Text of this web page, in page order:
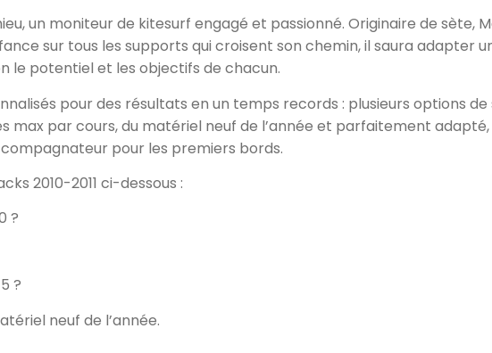
un moniteur de kitesurf engagé et passionné. Originaire de sète,
sur tous les supports qui croisent son chemin, il saura adapter
le potentiel et les objectifs de chacun.
pour des résultats en un temps records : plusieurs options de
max par cours, du matériel neuf de l’année et parfaitement adapté,
pour les premiers bords.
2010-2011 ci-dessous :
?
?
neuf de l’année.